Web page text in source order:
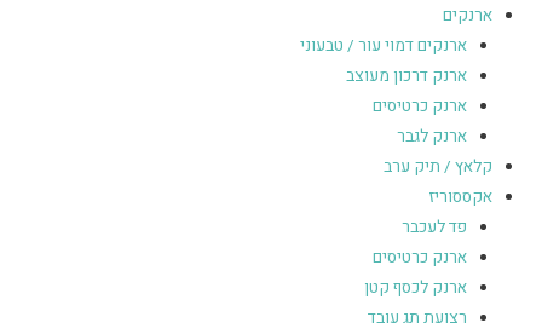
ארנקים
ארנקים דמוי עור / טבעוני
ארנק דרכון מעוצב
ארנק כרטיסים
ארנק לגבר
קלאץ / תיק ערב
אקססוריז
פד לעכבר
ארנק כרטיסים
ארנק לכסף קטן
רצועת תג עובד